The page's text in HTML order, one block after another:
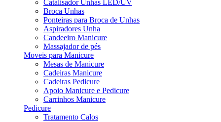
Catalisador Unhas LED/UV
Broca Unhas
Ponteiras para Broca de Unhas
Aspiradores Unha
Candeeiro Manicure
Massajador de pés
Moveis para Manicure
Mesas de Manicure
Cadeiras Manicure
Cadeiras Pedicure
Apoio Manicure e Pedicure
Carrinhos Manicure
Pedicure
Tratamento Calos